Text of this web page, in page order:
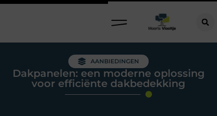
AANBIEDINGEN
Dakpanelen: een moderne oplossing
voor efficiënte dakbedekking